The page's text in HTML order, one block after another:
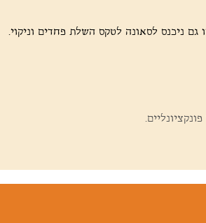
ניכנס לסאונה לטקס השלת פחדים וניקוי.